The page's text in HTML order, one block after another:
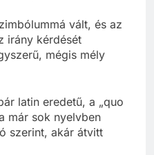
vált, és az
irány kérdését
mégis mély
latin eredetű, a „quo
már sok nyelvben
szerint, akár átvitt